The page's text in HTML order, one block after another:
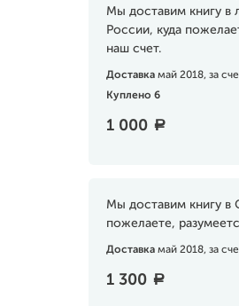
Мы доставим книгу в
России, куда
наш счет.
Доставка май 2018, за
Куплено 6
1 000 a
Мы доставим книгу в
пожелаете,
Доставка май 2018, за
1 300 a